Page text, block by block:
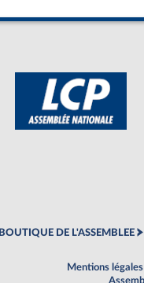
BOUTIQUE DE L'ASSEMBLEE
Mentions légales